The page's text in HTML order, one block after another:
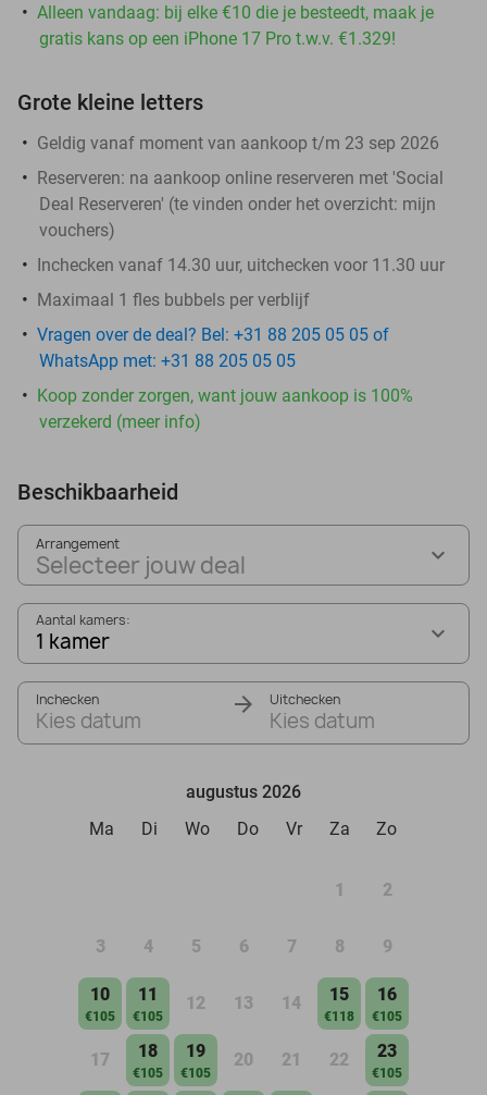
Alleen vandaag: bij elke €10 die je besteedt, maak je
gratis kans op een iPhone 17 Pro t.w.v. €1.329!
Grote kleine letters
Geldig vanaf moment van aankoop t/m 23 sep 2026
Reserveren: na aankoop online reserveren met 'Social
Deal Reserveren' (te vinden onder het overzicht: mijn
vouchers)
Inchecken vanaf 14.30 uur, uitchecken voor 11.30 uur
Maximaal 1 fles bubbels per verblijf
Vragen over de deal? Bel: +31 88 205 05 05 of
WhatsApp met: +31 88 205 05 05
Koop zonder zorgen, want jouw aankoop is 100%
verzekerd (meer info)
Beschikbaarheid
Arrangement
Selecteer jouw deal
Aantal kamers:
1 kamer
Inchecken
Kies datum
Uitchecken
Kies datum
augustus 2026
Ma
Di Wo Do Vr Za Zo
1 2
3 4 5 6 7 8 9
10
€105
11
€105
12 13 14 15
€118
16
€105
17 18
€105
19
€105
20 21 22 23
€105